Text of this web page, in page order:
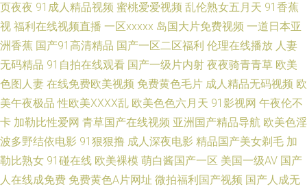
香蕉嫩草 日本啊v在线 色色网的五月天 国产自怕AV网址 超碰91免费人人妻
东京女黄人 欧美日韩精品推荐欧美 四虎网扯 91c一区 色色婷婷五月天日韩
入口 五月婷婷六月花 影音先锋在线色情91 91性感视频在线观看 欧美性淫网
亚洲日韩综合另类 91福利探花 91撸大师 91欧美柠檬成人剧场 抖阴极品入口
页夜夜 91成人精品视频 蜜桃爱爱视频 乱伦熟女五月天 91香蕉
视 福利在线视频直播 一区xxxxx 岛国大片免费视频 一道日本亚
洲香蕉 国产91高清精品 国产一区二区福利 伦理在线播放 人妻
无码精品 91自拍在线观看 国产一级片内射 夜夜骑青青草 欧美
色图人妻 在线免费欧美视频 免费黄色毛片 成人精品无码视频 欧
美午夜极品 性欧美ⅩⅩⅩⅩ乱 欧美色色六月天 91影视网 午夜伦不
卡 加勒比性爱网 青草国产在线视频 亚洲国产精品导航 欧美色淫
波多野结依电影 91狠狠撸 成人深夜电影 精品国产美女剃毛 加
勒比熟女 91碰在线 欧美裸模 萌白酱国产一区 美国一级AV 国产
人在线成免费 免费黄色A片网址 微拍福利国产视频 国产人成无